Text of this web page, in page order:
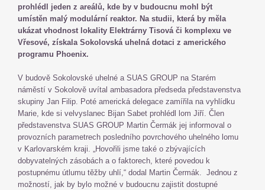
prohlédl jeden z areálů, kde by v budoucnu mohl být
umístěn malý modulární reaktor. Na studii, která by měla
ukázat vhodnost lokality Elektrárny Tisová či komplexu ve
Vřesové, získala Sokolovská uhelná dotaci z amerického
programu Phoenix.
V budově Sokolovské uhelné a SUAS GROUP na Starém
náměstí v Sokolově uvítal ambasadora předseda představenstva
skupiny Jan Filip. Poté americká delegace zamířila na vyhlídku
Marie, kde si velvyslanec Bijan Sabet prohlédl lom Jiří. Člen
představenstva SUAS GROUP Martin Čermák jej informoval o
provozních parametrech posledního povrchového uhelného lomu
v Karlovarském kraji. „Hovořili jsme také o zbývajících
dobyvatelných zásobách a o faktorech, které povedou k
postupnému útlumu těžby uhlí,“ dodal Martin Čermák. Jednou z
možností, jak by bylo možné v budoucnu zajistit dostupné